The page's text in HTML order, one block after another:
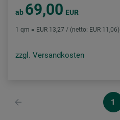
ab 69,00 EUR
1 qm = EUR 13,27 / (netto: EUR 11,06)
zzgl. Versandkosten
1